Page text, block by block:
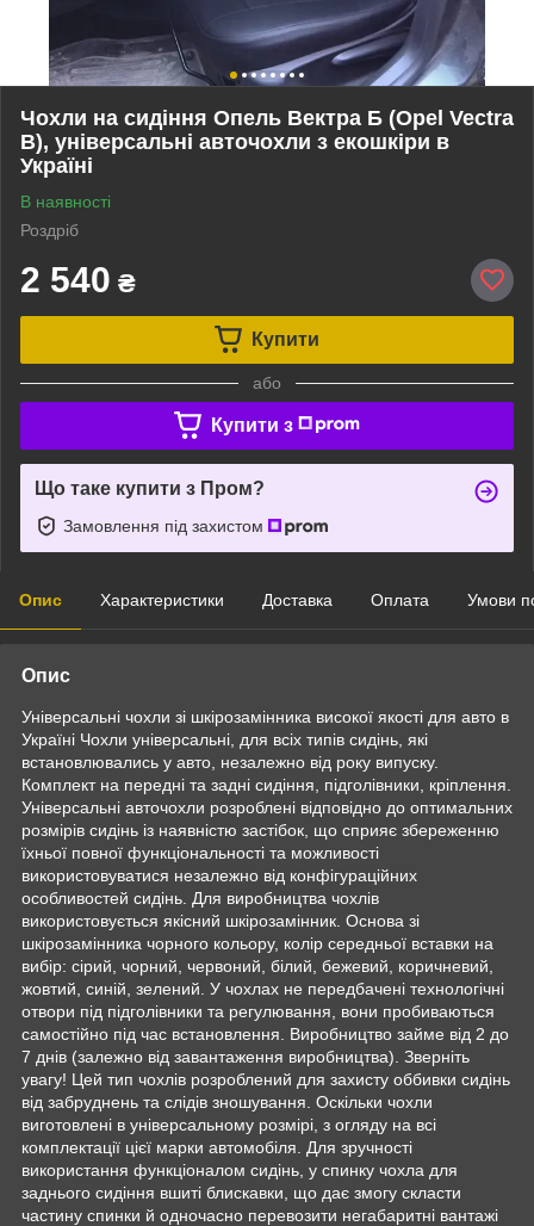
Чохли на сидіння Опель Вектра Б (Opel Vectra
B), універсальні авточохли з екошкіри в
Україні
В наявності
Роздріб
2 540 ₴
Купити
або
Купити з
Що таке купити з Пром?
Замовлення під захистом
Опис Характеристики Доставка Оплата Умови
Опис
Універсальні чохли зі шкірозамінника високої якості для авто в
Україні Чохли універсальні, для всіх типів сидінь, які
встановлювались у авто, незалежно від року випуску.
Комплект на передні та задні сидіння, підголівники, кріплення.
Універсальні авточохли розроблені відповідно до оптимальних
розмірів сидінь із наявністю застібок, що сприяє збереженню
їхньої повної функціональності та можливості
використовуватися незалежно від конфігураційних
особливостей сидінь. Для виробництва чохлів
використовується якісний шкірозамінник. Основа зі
шкірозамінника чорного кольору, колір середньої вставки на
вибір: сірий, чорний, червоний, білий, бежевий, коричневий,
жовтий, синій, зелений. У чохлах не передбачені технологічні
отвори під підголівники та регулювання, вони пробиваються
самостійно під час встановлення. Виробництво займе від 2 до
7 днів (залежно від завантаження виробництва). Зверніть
увагу! Цей тип чохлів розроблений для захисту оббивки сидінь
від забруднень та слідів зношування. Оскільки чохли
виготовлені в універсальному розмірі, з огляду на всі
комплектації цієї марки автомобіля. Для зручності
використання функціоналом сидінь, у спинку чохла для
заднього сидіння вшиті блискавки, що дає змогу скласти
частину спинки й одночасно перевозити негабаритні вантажі